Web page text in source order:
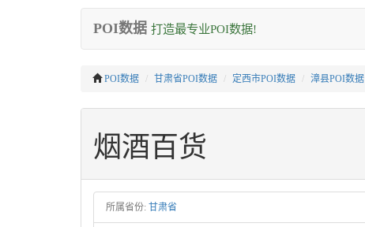
POI数据 打造最专业POI数据!
POI数据 甘肃省POI数据 定西市POI数据 漳县POI数据
烟酒百货
所属省份: 甘肃省